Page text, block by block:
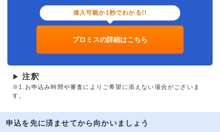
借入可能か1秒でわかる!!
プロミスの詳細はこちら
▶ 注釈
※1.お申込み時間や審査によりご希望に添えない場合がございま
す。
申込を先に済ませてから向かいましょう